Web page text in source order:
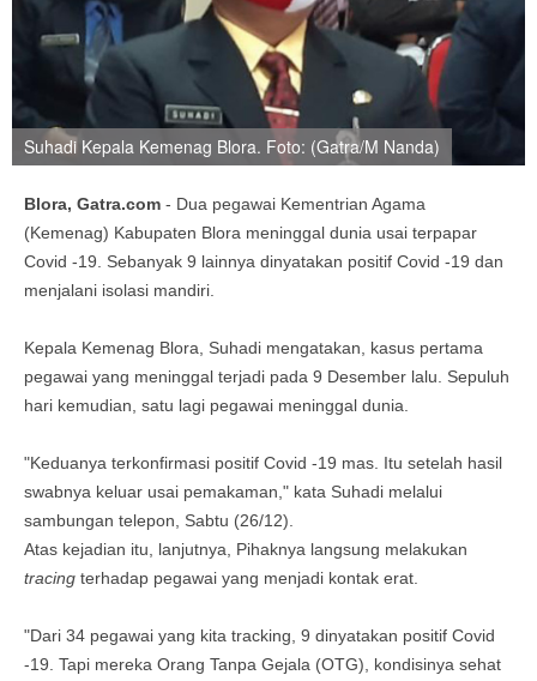
Suhadi Kepala Kemenag Blora. Foto: (Gatra/M Nanda)
Blora, Gatra.com - Dua pegawai Kementrian Agama
(Kemenag) Kabupaten Blora meninggal dunia usai terpapar
Covid -19. Sebanyak 9 lainnya dinyatakan positif Covid -19 dan
menjalani isolasi mandiri.
Kepala Kemenag Blora, Suhadi mengatakan, kasus pertama
pegawai yang meninggal terjadi pada 9 Desember lalu. Sepuluh
hari kemudian, satu lagi pegawai meninggal dunia.
"Keduanya terkonfirmasi positif Covid -19 mas. Itu setelah hasil
swabnya keluar usai pemakaman," kata Suhadi melalui
sambungan telepon, Sabtu (26/12).
Atas kejadian itu, lanjutnya, Pihaknya langsung melakukan
tracing terhadap pegawai yang menjadi kontak erat.
"Dari 34 pegawai yang kita tracking, 9 dinyatakan positif Covid
-19. Tapi mereka Orang Tanpa Gejala (OTG), kondisinya sehat